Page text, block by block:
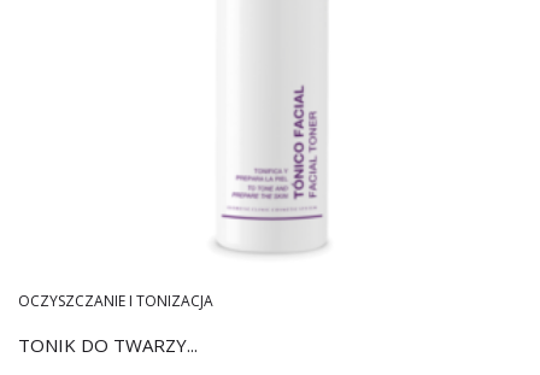
OCZYSZCZANIE I TONIZACJA
TONIK DO TWARZY...